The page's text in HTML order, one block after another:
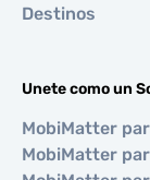
Destinos
Unete como un
MobiMatter
MobiMatter